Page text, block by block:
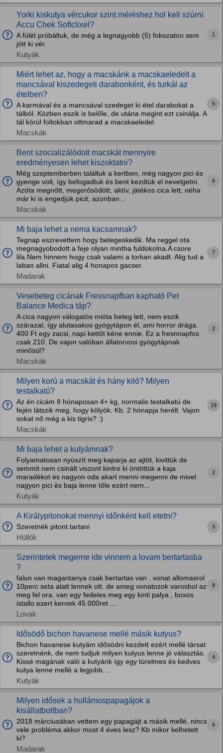
Yorki kiskutya vércukor szint méréshez hol kell szúrni
Accu Chek Softclixel?
A fülét próbáltuk, de még a legnagyobb (5) fokozaton sem
jött ki vér.
Kutyák
1
Miért lehet az, hogy a macskánk a macskaeledelt a
mancsával kiszedegeti darabonként, és turkál az
ételben?
A karmával és a mancsával szedeget ki étel darabokat a
tálból. Közben eszik is belőle, de utána megint ezt csinálja. A
tál körül foltokban ottmarad a macskaeledel.
Macskák
5
Bent szocializálódott macskát mennyire
eredményesen lehet kiszoktatni?
Még szeptemberben találtuk a kertben, még nagyon pici és
gyenge volt, így befogadtuk és bent kezdtük el nevelgetni.
Azóta megnőtt, megerősödött, aktív, játékos cica lett, néha
már ki is engedjük picit, azonban...
Macskák
6
Mi baja lehet a nema kacsamnak?
Tegnap eszrevettem hogy betegeskedik. Ma reggel ota
megnagyobodott a feje olyan mintha fuldokolna.A csore
lila.Nem hinnem hogy csak valami a torkan akadt. Alig tud a
laban allni. Fiatal alig 4 honapos gacser.
Madarak
7
Vesebeteg cicának Fressnapfban kapható Pet
Balance Medica táp?
A cica nagyon válogatós mióta beteg lett, nem eszik
szárazat, így alutasakos gyógytápon él, ami horror drága.
400 Ft egy zacsi, napi kettőt kéne ennie. Ez a fresnnapfos
csak 210. De vajon valóban állatorvosi gyógytápnak
minősül?
Macskák
2
Milyen korú a macskát és hány kiló? Milyen
testalkatú?
Az én cicám 8 hónaposan 4+ kg, normalis testalkatú de
fején látszik meg, hogy kölyök. Kb. 2 hónapja herélt. Vajon
sokat nő még a kis tigris? :)
Macskák
19
Mi baja lehet a kutyámnak?
Folyamatosan nyüszít meg kaparja az ajtót, kivittük de
semmit nem csinált viszont kintre ki öntöttük a kaja
maradèkot ès nagyon oda akart menni megenni de mivel
nagyon pici ès baja lenne tőle ezèrt nem...
Kutyák
2
A Királypitonokat mennyi időnként kell etetni?
Szeretnék pitont tartani
Hüllők
3
Szerintetek megerne ide vinnem a lovam bertartasba
?
falun van magantanya csak bertartas van . vonat allomasrol
10perc seta alatt lennek ott. de ameg vonatozok varosbol az
meg fel ora. van egy fedeles meg egy kinti palya , boxos
istallo ezert kernek 45.000ret ....
Lovak
8
Idősödő bichon havanese mellé másik kutyus?
Bichon havanese kutyám idősödni kezdett ezért mellé társat
szeretnénk, de nem tudjuk milyen kutyus lenne jó választás.
Kissé magának való a kutyánk így egy türelmes és kedves
kutya lenne mellé a legjobb....
Kutyák
4
Milyen idősek a hullámospapagájok a
kisállatboltban?
2018 márciusában vettem egy papagájt a másik mellé, nincs
vele probléma akkor most 4 éves lesz? Kb mikor kelhetett
ki?
Madarak
6